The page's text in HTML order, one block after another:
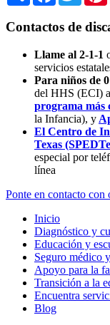
Contactos de
Llame al 2-1-1
servicios
Para niños de
del HHS (ECI)
programa más
la Infancia), y
El Centro de
Texas
especial por
línea
Ponte en contacto con
Inicio
Diagnóstico y
Educación y
Seguro médico
Apoyo para la
Transición a la
Encuentra
Blog